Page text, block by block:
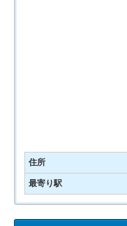
住所
最寄り駅